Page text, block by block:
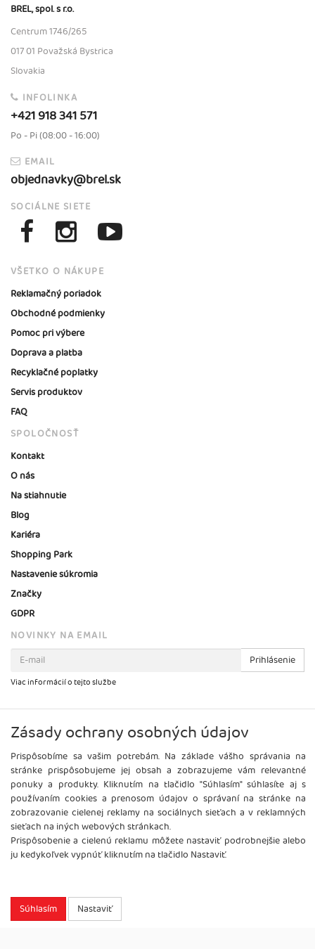
BREL, spol. s r.o.
Centrum 1746/265
017 01 Považská Bystrica
Slovakia
INFOLINKA
+421 918 341 571
Po - Pi (08:00 - 16:00)
EMAIL
objednavky@brel.sk
SOCIÁLNE SIETE
VŠETKO O NÁKUPE
Reklamačný poriadok
Obchodné podmienky
Pomoc pri výbere
Doprava a platba
Recyklačné poplatky
Servis produktov
FAQ
SPOLOČNOSŤ
Kontakt
O nás
Na stiahnutie
Blog
Kariéra
Shopping Park
Nastavenie súkromia
Značky
GDPR
NOVINKY NA EMAIL
Prihlásenie
Viac informácií o tejto službe
Zásady ochrany osobných údajov
Prispôsobíme sa vašim potrebám. Na základe vášho správania na
stránke prispôsobujeme jej obsah a zobrazujeme vám relevantné
ponuky a produkty. Kliknutím na tlačidlo "Súhlasím" súhlasíte aj s
používaním cookies a prenosom údajov o správaní na stránke na
zobrazovanie cielenej reklamy na sociálnych sieťach a v reklamných
sieťach na iných webových stránkach.
Prispôsobenie a cielenú reklamu môžete nastaviť podrobnejšie alebo
ju kedykoľvek vypnúť kliknutím na tlačidlo Nastaviť.
Súhlasím Nastaviť